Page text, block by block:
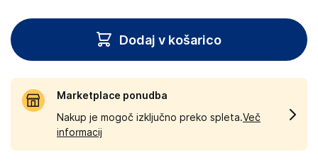
Dodaj v košarico
Marketplace ponudba
Nakup je mogoč izključno preko spleta.Več
informacij